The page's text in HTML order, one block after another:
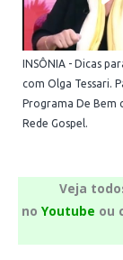
INSÔNIA - Dicas
com Olga Tessari.
Programa De Bem
Rede Gospel.
Veja
no Youtube ou